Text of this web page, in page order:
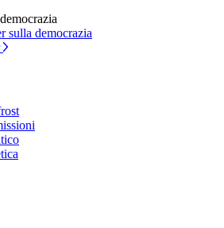
sulla democrazia